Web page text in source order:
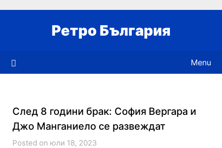
Ретро България
Menu
След 8 години брак: София Вергара и
Джо Манганиело се развеждат
Posted on юли 18, 2023